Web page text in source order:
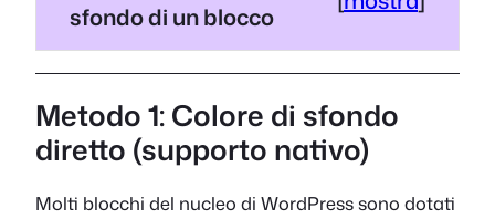
sfondo di un blocco
Metodo 1: Colore di sfondo
diretto (supporto nativo)
Molti blocchi del nucleo di WordPress sono dotati